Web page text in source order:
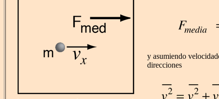
y asumiendo
direcciones